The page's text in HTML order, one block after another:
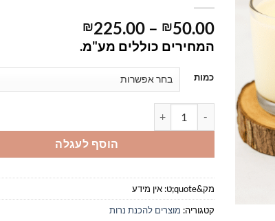
₪50.00
–
₪225.00
מחירים:
⁦₪225.00⁩
המחירים כוללים מע"מ.
כמות
הוסף לעגלה
מק&quote;ט:
אין מידע
קטגוריה: מוצרים להכנת נרות